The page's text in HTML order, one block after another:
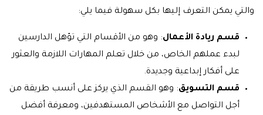
والتي يمكن التعرف إليها بكل سهولة فيما يلي:
قسم ريادة الأعمال: وهو من الأقسام التي تؤهل الدارسين
لبدء عملهم الخاص، من خلال تعلم المهارات اللازمة والعثور
على أفكار إبداعية وجديدة.
قسم التسويق: وهو القسم الذي يركز على أنسب طريقة من
أجل التواصل مع الأشخاص المستهدفين، ومعرفة أفضل